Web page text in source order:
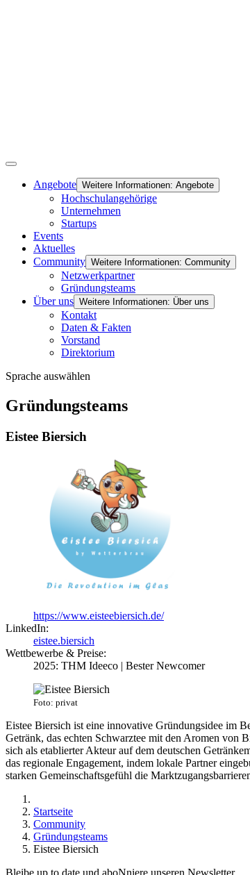
Angebote Weitere Informationen: Angebote
Hochschulangehörige
Unternehmen
Startups
Events
Aktuelles
Community Weitere Informationen: Community
Netzwerkpartner
Gründungsteams
Über uns Weitere Informationen: Über uns
Kontakt
Daten & Fakten
Vorstand
Direktorium
Sprache auswählen
Gründungsteams
Eistee Biersich
https://www.eisteebiersich.de/
LinkedIn:
eistee.biersich
Wettbewerbe & Preise:
2025: THM Ideeco | Bester Newcomer
Foto: privat
Eistee Biersich ist eine innovative Gründungsidee im
Getränk, das echten Schwarztee mit den Aromen von
sich als etablierter Akteur auf dem deutschen
das regionale Engagement, indem lokale Partner
starken Gemeinschaftsgefühl die
Startseite
Community
Gründungsteams
Eistee Biersich